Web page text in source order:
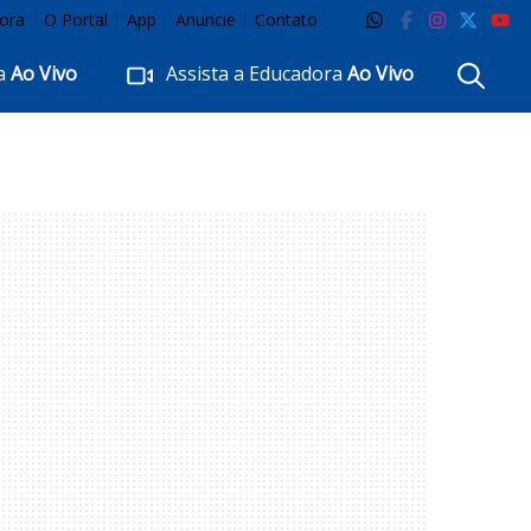
O Portal App Anuncie Contato
Ao Vivo Assista a EducadoraAo Vivo